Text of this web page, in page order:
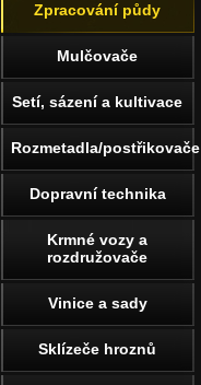
Zpracování půdy
Mulčovače
Setí, sázení a kultivace
Rozmetadla/postřikovače
Dopravní technika
Krmné vozy a
rozdružovače
Vinice a sady
Sklízeče hroznů